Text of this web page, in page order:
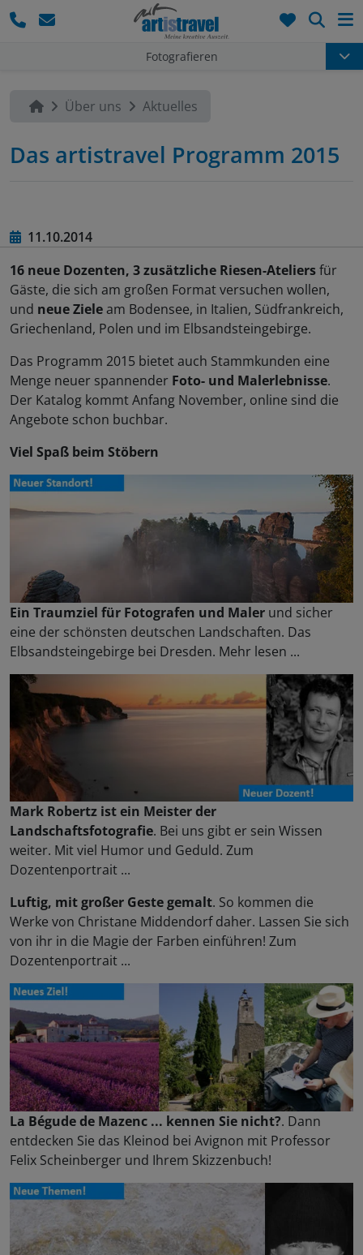
Fotografieren
Über uns Aktuelles
Das artistravel Programm 2015
11.10.2014
16 neue Dozenten, 3 zusätzliche Riesen-Ateliersfür
Gäste, die sich am großen Format versuchen wollen,
und neue Zieleam Bodensee, in Italien, Südfrankreich,
Griechenland, Polen und im Elbsandsteingebirge.
Das Programm 2015 bietet auch Stammkunden eine
Menge neuer spannender Foto- und Malerlebnisse.
Der Katalog kommt Anfang November, online sind die
Angebote schon buchbar.
Viel Spaß beim Stöbern
Ein Traumziel für Fotografen und Maler und sicher
eine der schönsten deutschen Landschaften. Das
Elbsandsteingebirge bei Dresden. Mehr lesen ...
Mark Robertz ist ein Meister der
Landschaftsfotografie. Bei uns gibt er sein Wissen
weiter. Mit viel Humor und Geduld. Zum
Dozentenportrait ...
Luftig, mit großer Geste gemalt. So kommen die
Werke von Christane Middendorf daher. Lassen Sie sich
von ihr in die Magie der Farben einführen! Zum
Dozentenportrait ...
La Bégude de Mazenc ... kennen Sie nicht?. Dann
entdecken Sie das Kleinod bei Avignon mit Professor
Felix Scheinberger und Ihrem Skizzenbuch!